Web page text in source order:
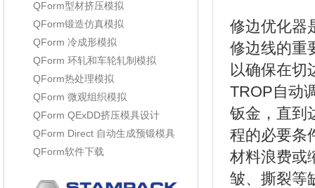
QForm型材挤压模拟
QForm锻造仿真模拟
QForm 冷成形模拟
QForm 环轧和车轮轧制模拟
QForm热处理模拟
QForm 微观组织模拟
QForm QExDD挤压模具设计
QForm Direct 自动生成预锻模具
QForm软件下载
修边优化器
修边线的重
以确保在切
TROP自动
钣金，直到
程的必要条
材料浪费或
皱、撕裂等